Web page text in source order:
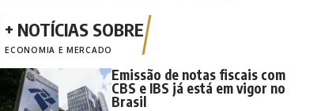
ECONOMIA E MERCADO
Emissão de notas fiscais com
CBS e IBS já está em vigor no
Brasil